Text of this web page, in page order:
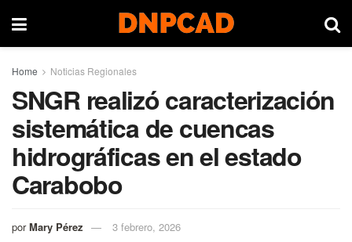
Home Noticias Regionales
SNGR realizó caracterización
sistemática de cuencas
hidrográficas en el estado
Carabobo
por Mary Pérez 3 febrero, 2026